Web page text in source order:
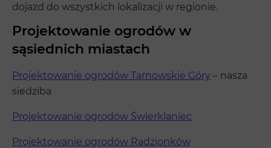
dojazd do wszystkich lokalizacji w regionie.
Projektowanie ogrodów w
sąsiednich miastach
Projektowanie ogrodów Tarnowskie Góry – nasza
siedziba
Projektowanie ogrodów Świerklaniec
Projektowanie ogrodów Radzionków